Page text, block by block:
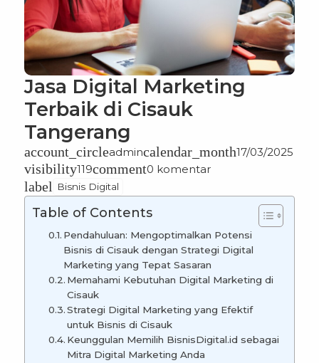
Jasa Digital Marketing
Terbaik di Cisauk
Tangerang
account_circleadmincalendar_month17/03/2025
visibility119comment0 komentar
label Bisnis Digital
Table of Contents
Pendahuluan: Mengoptimalkan Potensi
Bisnis di Cisauk dengan Strategi Digital
Marketing yang Tepat Sasaran
Memahami Kebutuhan Digital Marketing di
Cisauk
Strategi Digital Marketing yang Efektif
untuk Bisnis di Cisauk
Keunggulan Memilih BisnisDigital.id sebagai
Mitra Digital Marketing Anda